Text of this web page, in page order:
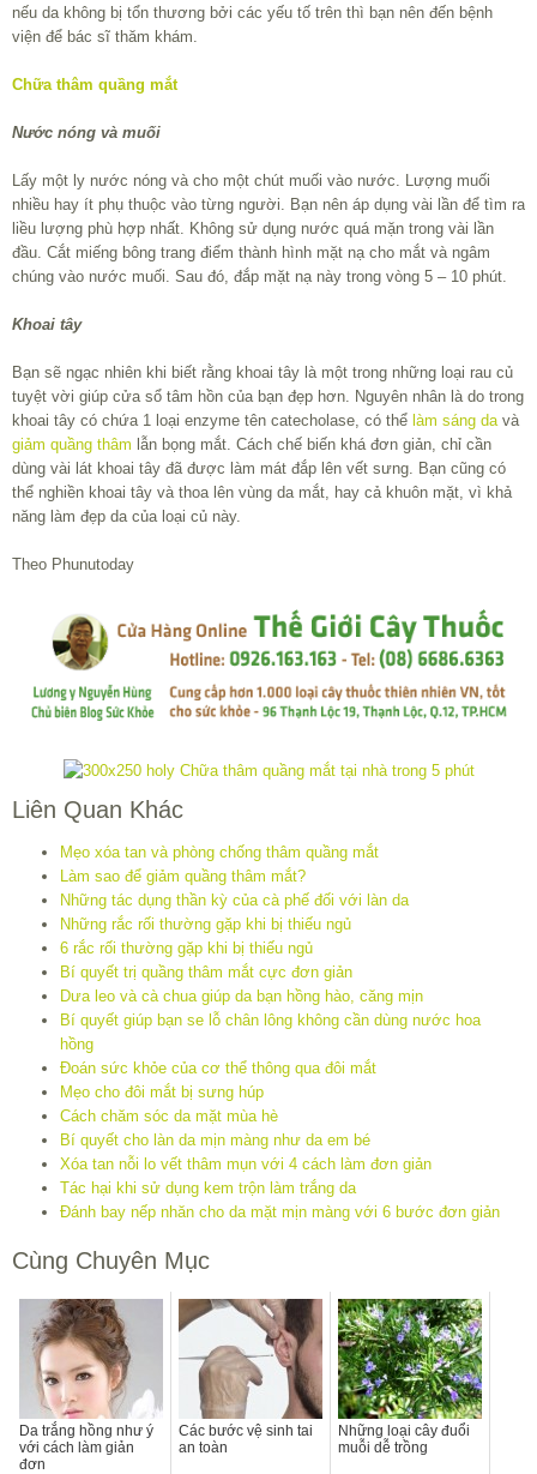
nếu da không bị tổn thương bởi các yếu tố trên thì bạn nên đến bệnh
viện để bác sĩ thăm khám.
Chữa thâm quầng mắt
Nước nóng và muối
Lấy một ly nước nóng và cho một chút muối vào nước. Lượng muối
nhiều hay ít phụ thuộc vào từng người. Bạn nên áp dụng vài lần để tìm ra
liều lượng phù hợp nhất. Không sử dụng nước quá mặn trong vài lần
đầu. Cắt miếng bông trang điểm thành hình mặt nạ cho mắt và ngâm
chúng vào nước muối. Sau đó, đắp mặt nạ này trong vòng 5 – 10 phút.
Khoai tây
Bạn sẽ ngạc nhiên khi biết rằng khoai tây là một trong những loại rau củ
tuyệt vời giúp cửa sổ tâm hồn của bạn đẹp hơn. Nguyên nhân là do trong
khoai tây có chứa 1 loại enzyme tên catecholase, có thể làm sáng davà
giảm quầng thâm lẫn bọng mắt. Cách chế biến khá đơn giản, chỉ cần
dùng vài lát khoai tây đã được làm mát đắp lên vết sưng. Bạn cũng có
thể nghiền khoai tây và thoa lên vùng da mắt, hay cả khuôn mặt, vì khả
năng làm đẹp da của loại củ này.
Theo Phunutoday
Liên Quan Khác
Mẹo xóa tan và phòng chống thâm quầng mắt
Làm sao để giảm quầng thâm mắt?
Những tác dụng thần kỳ của cà phế đối với làn da
Những rắc rối thường gặp khi bị thiếu ngủ
6 rắc rối thường gặp khi bị thiếu ngủ
Bí quyết trị quầng thâm mắt cực đơn giản
Dưa leo và cà chua giúp da bạn hồng hào, căng mịn
Bí quyết giúp bạn se lỗ chân lông không cần dùng nước hoa
hồng
Đoán sức khỏe của cơ thể thông qua đôi mắt
Mẹo cho đôi mắt bị sưng húp
Cách chăm sóc da mặt mùa hè
Bí quyết cho làn da mịn màng như da em bé
Xóa tan nỗi lo vết thâm mụn với 4 cách làm đơn giản
Tác hại khi sử dụng kem trộn làm trắng da
Đánh bay nếp nhăn cho da mặt mịn màng với 6 bước đơn giản
Cùng Chuyên Mục
Da trắng hồng như ý
với cách làm giản
đơn
Các bước vệ sinh tai
an toàn
Những loại cây đuổi
muỗi dễ trồng